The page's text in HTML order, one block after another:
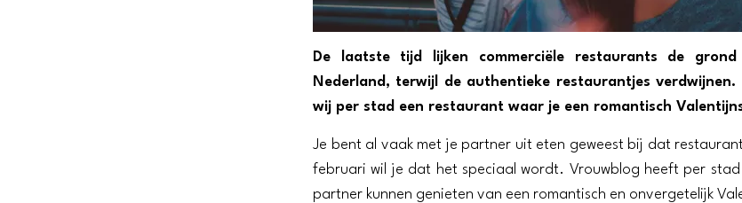
De laatste tijd lijken commerciële restaurants de
Nederland, terwijl de authentieke restaurantjes verdwijnen.
wij per stad een restaurant waar je een romantisch
Je bent al vaak met je partner uit eten geweest bij dat
februari wil je dat het speciaal wordt. Vrouwblog heeft per
partner kunnen genieten van een romantisch en onvergetelijk